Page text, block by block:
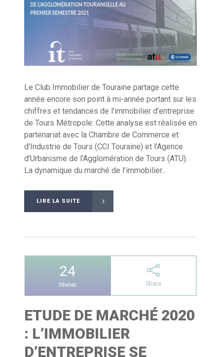
Le Club Immobilier de Touraine partage cette
année encore son point à mi-année portant sur les
chiffres et tendances de l'immobilier d'entreprise
de Tours Métropole. Cette analyse est réalisée en
partenariat avec la Chambre de Commerce et
d’Industrie de Tours (CCI Touraine) et l’Agence
d’Urbanisme de l’Agglomération de Tours (ATU).
La dynamique du marché de l’immobilier...
LIRE LA SUITE
24
février Share
ETUDE DE MARCHÉ 2020
: L’IMMOBILIER
D’ENTREPRISE SE